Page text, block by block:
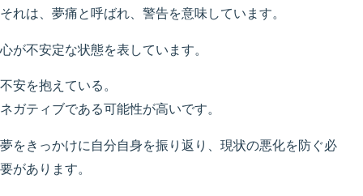
それは、夢痛と呼ばれ、警告を意味しています。
心が不安定な状態を表しています。
不安を抱えている。
ネガティブである可能性が高いです。
夢をきっかけに自分自身を振り返り、現状の悪化を防ぐ必
要があります。